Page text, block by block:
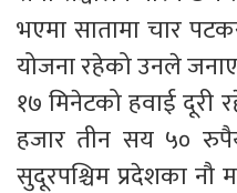
भएमा सातामा चार
योजना रहेको उनले
१७ मिनेटको हवाई दूरी
हजार तीन सय ५०
सुदूरपश्चिम प्रदेशका